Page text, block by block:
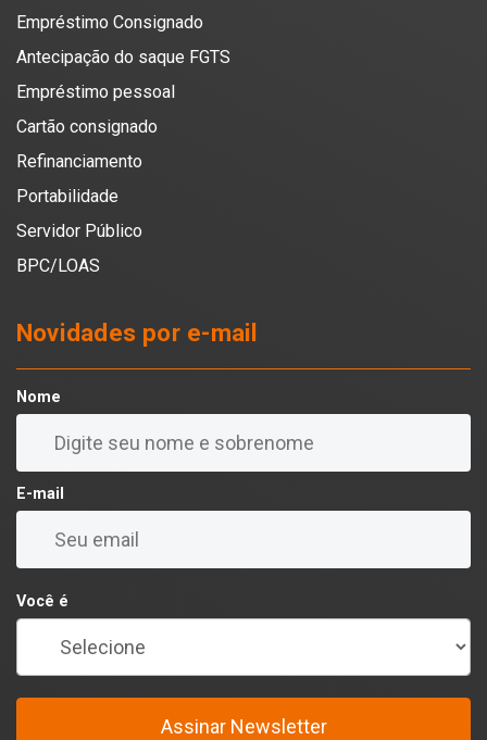
Empréstimo Consignado
Antecipação do saque FGTS
Empréstimo pessoal
Cartão consignado
Refinanciamento
Portabilidade
Servidor Público
BPC/LOAS
Novidades por e-mail
Nome
E-mail
Você é
Assinar Newsletter